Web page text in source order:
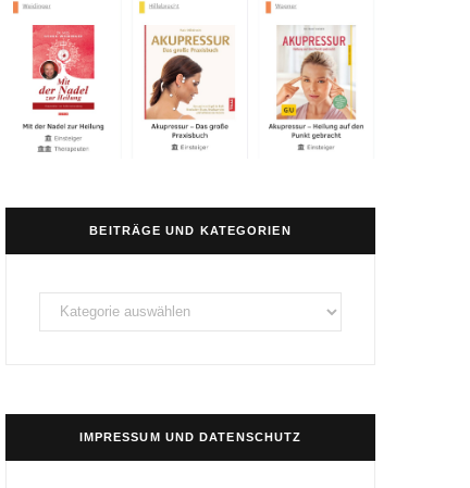
BEITRÄGE UND KATEGORIEN
Beiträge
und
IMPRESSUM UND DATENSCHUTZ